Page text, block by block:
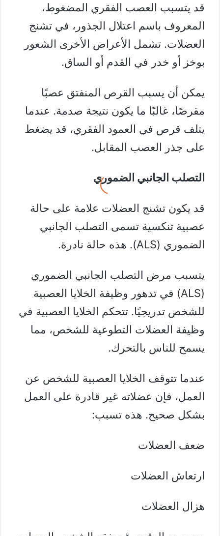
قد يتسبب العصب الفقري المضغوط،
المعروف باسم اعتلال الجذور، في تشنج
العضلات. تشمل الأعراض الأخرى الشعور
بوخز أو خدر في القدم أو الساق.
يمكن أن يسبب القرص المنفتق عصبًا
مقرصًا، غالبًا ما يكون نتيجة صدمة. عندما
يتلف قرص في العمود الفقري، قد يضغط
على جذر العصب المقابل.
التصلب الجانبي الضموري
قد يكون تشنج العضلات علامة على حالة
عصبية تنكسية تسمى التصلب الجانبي
الضموري (ALS). هذه حالة نادرة.
يتسبب مرض التصلب الجانبي الضموري
(ALS) في تدهور وظيفة الخلايا العصبية
للشخص تدريجيًا. تتحكم الخلايا العصبية في
وظيفة العضلات التطوعية للشخص، مما
يسمح للناس بالتحرك.
عندما تتوقف الخلايا العصبية للشخص عن
العمل، فإن عضلاته غير قادرة على العمل
بشكل صحيح. هذه تسبب:
ضعف العضلات
ارتعاش العضلات
هزال العضلات